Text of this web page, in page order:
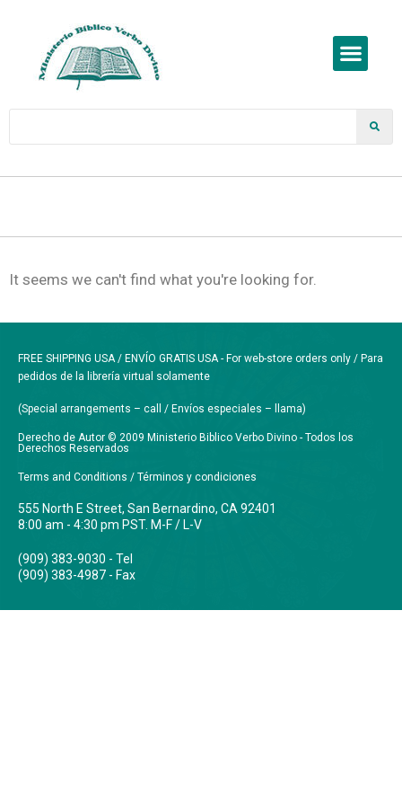
It seems we can't find what you're looking for.
FREE SHIPPING USA / ENVÍO GRATIS USA - For web-store orders only / Para
pedidos de la librería virtual solamente
(Special arrangements – call / Envíos especiales – llama)
Derecho de Autor © 2009 Ministerio Biblico Verbo Divino - Todos los
Derechos Reservados
Terms and Conditions / Términos y condiciones
555 North E Street, San Bernardino, CA 92401
8:00 am - 4:30 pm PST. M-F / L-V
(909) 383-9030 - Tel
(909) 383-4987 - Fax